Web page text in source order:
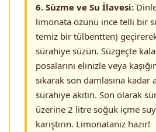
6. Süzme ve Su İlavesi:
limonata özünü ince telli bir
temiz bir tülbentten)
sürahiye süzün. Süzgeçte
posalarını elinizle veya
sıkarak son damlasına kadar
sürahiye akıtın. Son olarak
üzerine 2 litre soğuk içme
karıştırın. Limonatanız hazır!